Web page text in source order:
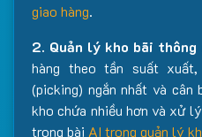
giao hàng.
2. Quản lý kho bãi thông
hàng theo tần suất
(picking) ngắn nhất và cân
kho chứa nhiều hơn và xử
trong bài AI trong quản lý